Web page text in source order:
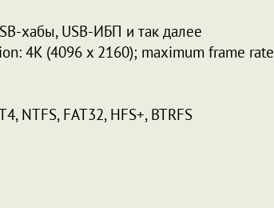
хабы, USB-ИБП и так далее
4K (4096 x 2160); maximum frame rate
NTFS, FAT32, HFS+, BTRFS